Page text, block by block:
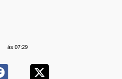
ás 07:29